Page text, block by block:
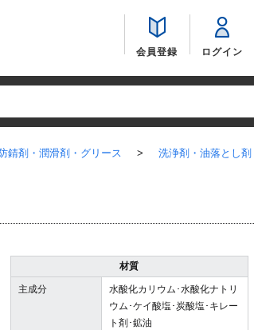
会員登録 ログイン
錆剤・潤滑剤・グリース > 洗浄剤・油落とし剤
材質
主成分
水酸化カリウム･水酸化ナトリ
ウム･ケイ酸塩･炭酸塩･キレー
ト剤･鉱油